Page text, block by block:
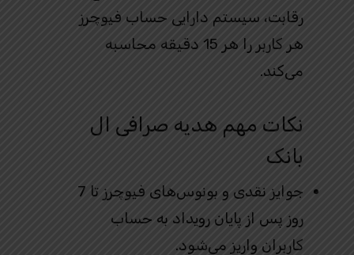
رقابت، سیستم دارایی حساب فیوچرز
هر کاربر را هر 15 دقیقه محاسبه
می‌کند.
نکات مهم هدیه صرافی ال
بانک
جوایز نقدی و بونوس‌های فیوچرز تا 7
روز پس از پایان رویداد به حساب
کاربران واریز می‌شود.